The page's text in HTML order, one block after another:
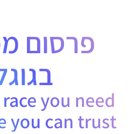
פרסום
you need
you can trust